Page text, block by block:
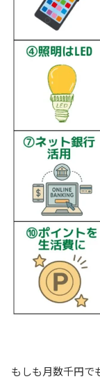
もしも月数千円で